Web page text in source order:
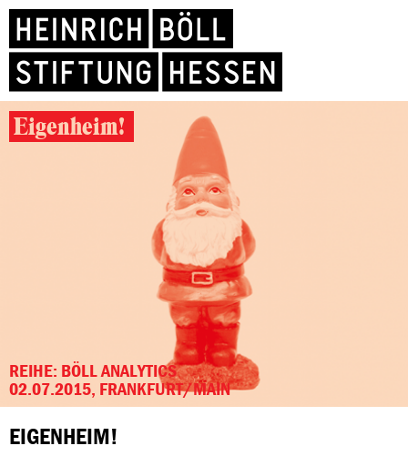
Eigenheim!
REIHE: BÖLL ANALYTICS
02.07.2015, FRANKFURT/MAIN
EIGENHEIM!